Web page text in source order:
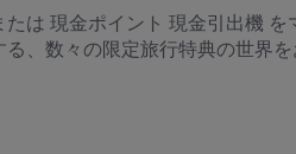
は 現金ポイント 現金引出機 を
、数々の限定旅行特典の世界を